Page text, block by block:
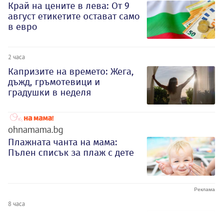
Край на цените в лева: От 9
август етикетите остават само
в евро
2 часа
Капризите на времето: Жега,
дъжд, гръмотевици и
градушки в неделя
ohnamama.bg
Плажната чанта на мама:
Пълен списък за плаж с дете
8 часа